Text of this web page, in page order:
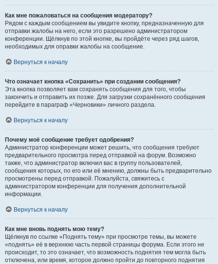
Как мне пожаловаться на сообщения модератору?
Рядом с каждым сообщением вы увидите кнопку, предназначенную для
отправки жалобы на него, если это разрешено администратором
конференции. Щёлкнув по этой кнопке, вы пройдёте через ряд шагов,
необходимых для оправки жалобы на сообщение.
Вернуться к началу
Что означает кнопка «Сохранить» при создании сообщения?
Эта кнопка позволяет вам сохранять сообщения для того, чтобы
закончить и отправить их позже. Для загрузки сохранённого сообщения
перейдите в параграф «Черновики» личного раздела.
Вернуться к началу
Почему моё сообщение требует одобрения?
Администратор конференции может решить, что сообщения требуют
предварительного просмотра перед отправкой на форум. Возможно
также, что администратор включил вас в группу пользователей,
сообщения которых, по его или её мнению, должны быть предварительно
просмотрены перед отправкой. Пожалуйста, свяжитесь с
администратором конференции для получения дополнительной
информации.
Вернуться к началу
Как мне вновь поднять мою тему?
Щёлкнув по ссылке «Поднять тему» при просмотре темы, вы можете
«поднять» её в верхнюю часть первой страницы форума. Если этого не
происходит, то это означает, что возможность поднятия тем могла быть
отключена, или время, которое должно пройти до повторного поднятия